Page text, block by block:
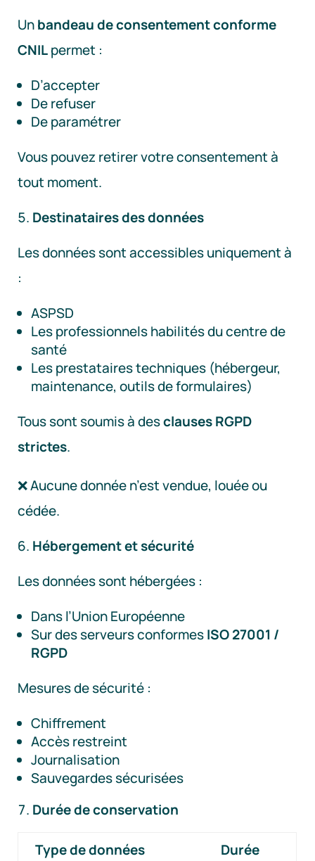
Unbandeau de consentement conforme
CNILpermet :
D’accepter
De refuser
De paramétrer
Vous pouvez retirer votre consentement à
tout moment.
Destinataires des données
Les données sont accessibles uniquement à
:
ASPSD
Les professionnels habilités du centre de
santé
Les prestataires techniques (hébergeur,
maintenance, outils de formulaires)
Tous sont soumis à desclauses RGPD
strictes.
❌ Aucune donnée n’est vendue, louée ou
cédée.
Hébergement et sécurité
Les données sont hébergées :
Dans l’Union Européenne
Sur des serveurs conformesISO 27001 /
RGPD
Mesures de sécurité :
Chiffrement
Accès restreint
Journalisation
Sauvegardes sécurisées
Durée de conservation
Type de données
Durée